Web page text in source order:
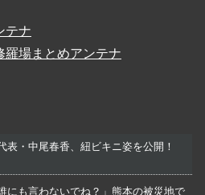
テナ
羅場まとめアンテナ
表・中尾春香、紐ビキニ姿を公開！
にも言わないでね？」熊本の被災地で